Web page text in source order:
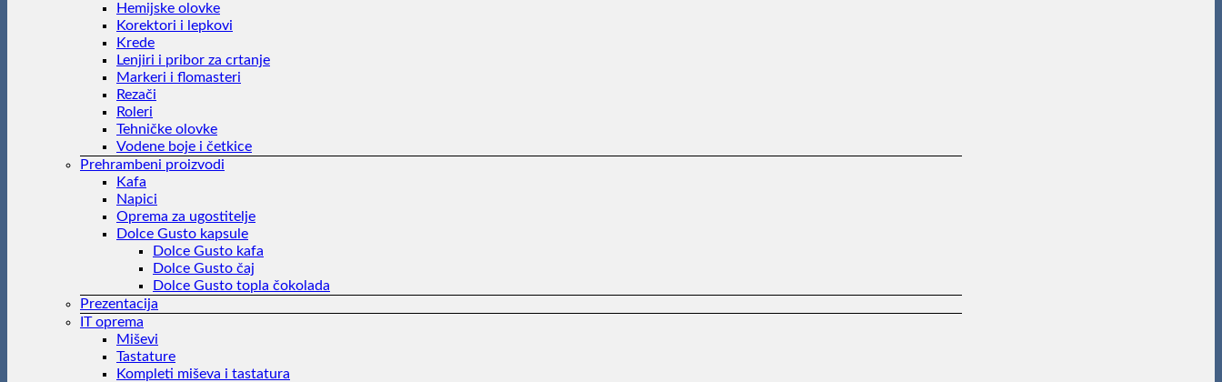
Hemijske olovke
Korektori i lepkovi
Krede
Lenjiri i pribor za crtanje
Markeri i flomasteri
Rezači
Roleri
Tehničke olovke
Vodene boje i četkice
Prehrambeni proizvodi
Kafa
Napici
Oprema za ugostitelje
Dolce Gusto kapsule
Dolce Gusto kafa
Dolce Gusto čaj
Dolce Gusto topla čokolada
Prezentacija
IT oprema
Miševi
Tastature
Kompleti miševa i tastatura